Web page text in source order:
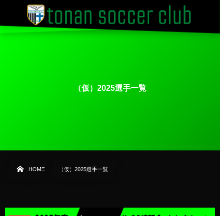
（仮）2025選手一覧
HOME （仮）2025選手一覧